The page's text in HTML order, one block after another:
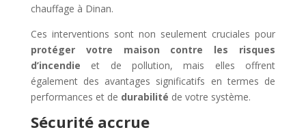
chauffage à Dinan.
Ces interventions sont non seulement cruciales pour
protéger votre maison contre les risques
d’incendie et de pollution, mais elles offrent
également des avantages significatifs en termes de
performances et de durabilité de votre système.
Sécurité accrue